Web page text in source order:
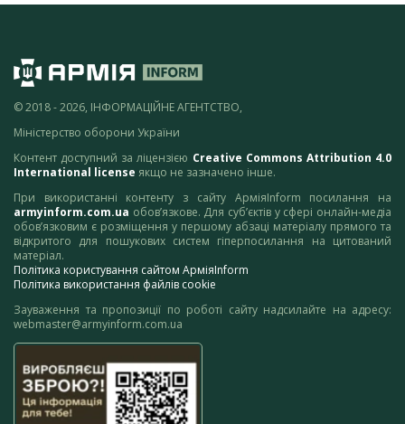
© 2018 - 2026, ІНФОРМАЦІЙНЕ АГЕНТСТВО,
Міністерство оборони України
Контент доступний за ліцензією Creative Commons Attribution 4.0
International license якщо не зазначено інше.
При використанні контенту з сайту АрміяInform посилання на
armyinform.com.ua обов’язкове. Для суб’єктів у сфері онлайн-медіа
обов’язковим є розміщення у першому абзаці матеріалу прямого та
відкритого для пошукових систем гіперпосилання на цитований
матеріал.
Політика користування сайтом АрміяInform
Політика використання файлів cookie
Зауваження та пропозиції по роботі сайту надсилайте на адресу:
webmaster@armyinform.com.ua